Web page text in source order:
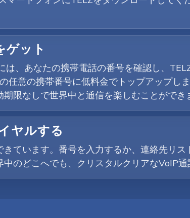
ット
、あなたの携帯電話の番号を確認し、
意の携帯番号に低料金でトップアップし
限なしで世界中と通信を楽しむことができ
ヤルする
ています。番号を入力するか、連絡先リ
のどこへでも、クリスタルクリアなVoIP通